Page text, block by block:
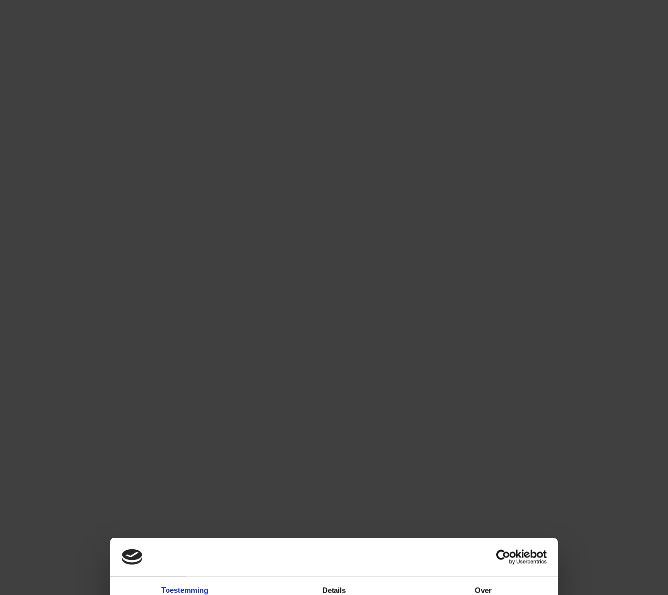
Toestemming Details Over